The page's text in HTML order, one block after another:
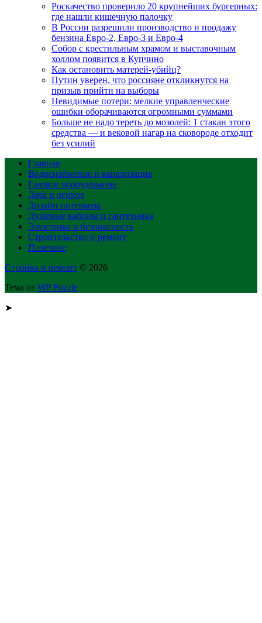
Роскачество проверило 20 крупнейших бургерных:
где нашли кишечную палочку
В России разрешили производство и продажу
бензина Евро-2, Евро-3 и Евро-4
Собор с крестильным храмом и выставочным
холлом появится в Купчино
Как остановить матерей-убийц?
Путин уверен, что россияне откликнутся на
призыв прийти на выборы
Невидимые потери: мелкие управленческие
ошибки оборачиваются огромными суммами
Больше не надо тереть до мозолей: 1 стакан этого
средства — и вековой нагар на сковороде отходит
без усилий
Главная
Водоснабжение и канализация
Газовое оборудование
Дача и огород
Дизайн интерьера
Душевые кабины и сантехника
Электрика и безопасность
Строительство и ремонт
Полезное
Стройка и ремонт © 2026
Тема от WP Puzzle
➤